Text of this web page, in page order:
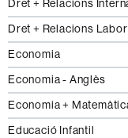
Dret + Relacions
Dret + Relacions
Economia
Economia - Anglès
Economia +
Educació Infantil